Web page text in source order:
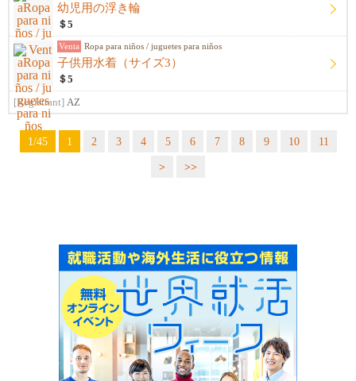
幼児用の浮き輪
＄5
Venta Ropa para niños / juguetes para niños
子供用水着（サイズ3）
＄5
[Registrant] AZ
1/45 1 2 3 4 5 6 7 8 9 10
11
>
>>